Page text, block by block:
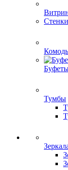
Стенки
Тумбы